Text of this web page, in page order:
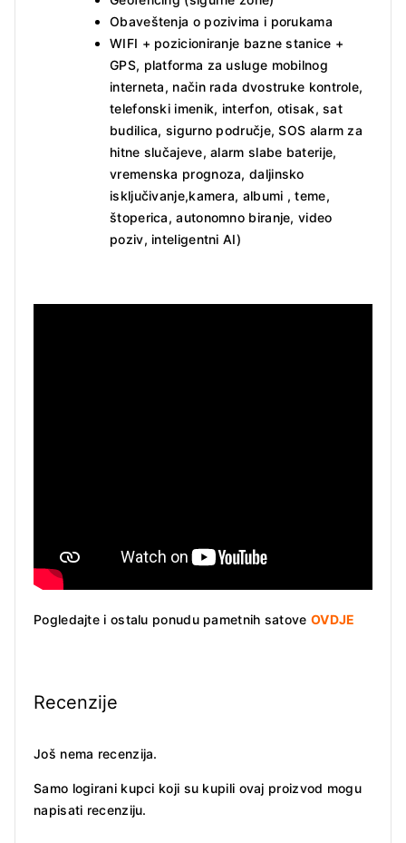
Obaveštenja o pozivima i porukama
WIFI + pozicioniranje bazne stanice +
GPS, platforma za usluge mobilnog
interneta, način rada dvostruke kontrole,
telefonski imenik, interfon, otisak, sat
budilica, sigurno područje, SOS alarm za
hitne slučajeve, alarm slabe baterije,
vremenska prognoza, daljinsko
isključivanje,kamera, albumi , teme,
štoperica, autonomno biranje, video
poziv, inteligentni AI)
Pogledajte i ostalu ponudu pametnih satove OVDJE
Recenzije
Još nema recenzija.
Samo logirani kupci koji su kupili ovaj proizvod mogu
napisati recenziju.